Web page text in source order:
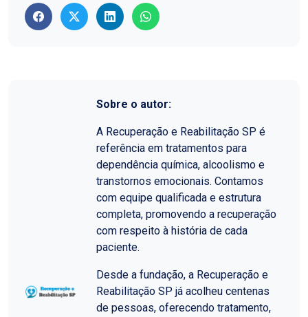
Sobre o autor:
A Recuperação e Reabilitação SP é
referência em tratamentos para
dependência química, alcoolismo e
transtornos emocionais. Contamos
com equipe qualificada e estrutura
completa, promovendo a recuperação
com respeito à história de cada
paciente.
Desde a fundação, a Recuperação e
Reabilitação SP já acolheu centenas
de pessoas, oferecendo tratamento,